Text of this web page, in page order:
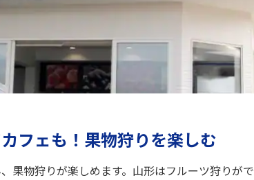
フェも！果物狩りを楽しむ
果物狩りが楽しめます。山形はフルーツ狩りが